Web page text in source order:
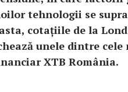
tehnologii se
cotațiile de la
unele dintre
XTB România.